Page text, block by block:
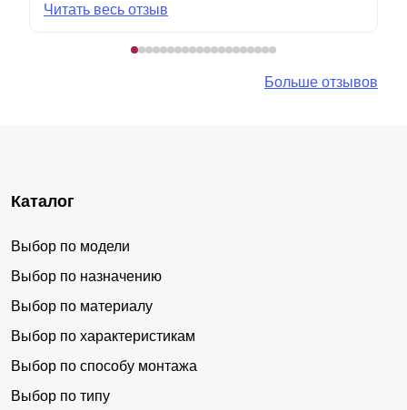
Читать весь отзыв
Больше отзывов
Каталог
Выбор по модели
Выбор по назначению
Выбор по материалу
Выбор по характеристикам
Выбор по способу монтажа
Выбор по типу